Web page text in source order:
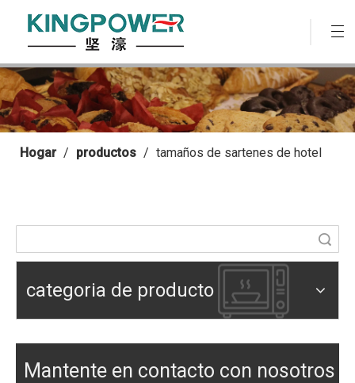
Hogar / productos / tamaños de sartenes de hotel
categoria de producto
Mantente en contacto con nosotros